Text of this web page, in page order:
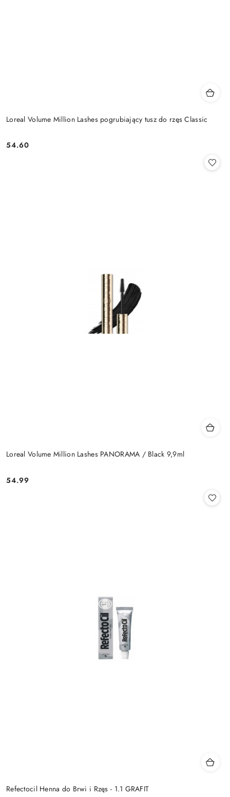
Loreal Volume Million Lashes pogrubiający tusz do rzęs Classic
Cena:
54.60
Loreal Volume Million Lashes PANORAMA / Black 9,9ml
Cena:
54.99
Refectocil Henna do Brwi i Rzęs - 1.1 GRAFIT